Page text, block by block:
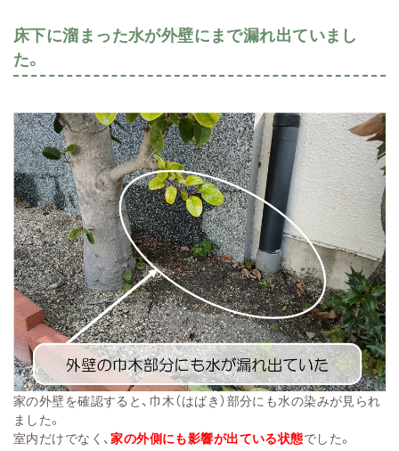
床下に溜まった水が外壁にまで漏れ出ていまし
た。
家の外壁を確認すると、巾木（はばき）部分にも水の染みが見られ
ました。
室内だけでなく、家の外側にも影響が出ている状態でした。